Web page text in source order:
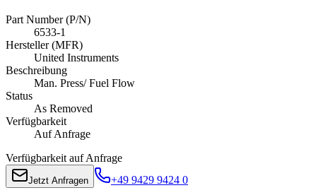
Part Number (P/N)
6533-1
Hersteller (MFR)
United Instruments
Beschreibung
Man. Press/ Fuel Flow
Status
As Removed
Verfügbarkeit
Auf Anfrage
Verfügbarkeit auf Anfrage
Jetzt Anfragen +49 9429 9424 0